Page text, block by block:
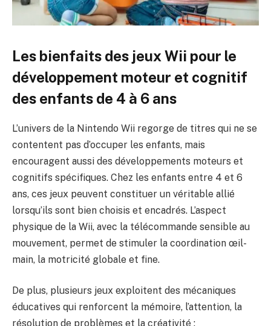
Les bienfaits des jeux Wii pour le
développement moteur et cognitif
des enfants de 4 à 6 ans
L’univers de la Nintendo Wii regorge de titres qui ne se
contentent pas d’occuper les enfants, mais
encouragent aussi des développements moteurs et
cognitifs spécifiques. Chez les enfants entre 4 et 6
ans, ces jeux peuvent constituer un véritable allié
lorsqu’ils sont bien choisis et encadrés. L’aspect
physique de la Wii, avec la télécommande sensible au
mouvement, permet de stimuler la coordination œil-
main, la motricité globale et fine.
De plus, plusieurs jeux exploitent des mécaniques
éducatives qui renforcent la mémoire, l’attention, la
résolution de problèmes et la créativité :